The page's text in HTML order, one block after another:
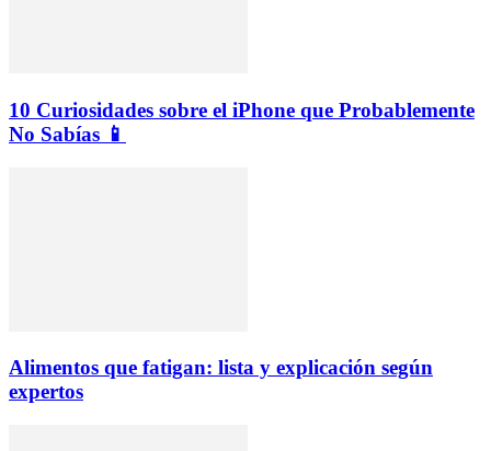
10 Curiosidades sobre el iPhone que Probablemente
No Sabías 📱
Alimentos que fatigan: lista y explicación según
expertos